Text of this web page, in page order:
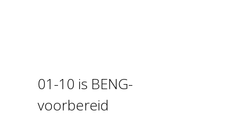
01-10 is BENG-
voorbereid